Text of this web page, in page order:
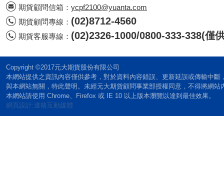
期貨顧問信箱： ycpf2100@yuanta.com
期貨顧問專線： (02)8712-4560
期貨客服專線： (02)2326-1000/0800-333-338(僅
Copyright ©2017元大期貨股份有限公司
本網站提供之資訊內容僅供參考，對於資料內容錯誤、更新延誤或傳輸中
與本網站無關，特此聲明。未經元大期貨顧問事業部授權同意，不得將網站
本網站請使用 Chrome、Firefox 或 IE 10 以上版本瀏覽以達到最佳效果。
網頁設計:達格互動媒體